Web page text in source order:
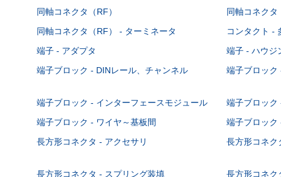
同軸コネクタ（RF） 同軸コネクタ
同軸コネクタ（RF） - ターミネータ
コンタクト -
端子 - アダプタ
端子 - ハウジ
端子ブロック - DINレール、チャンネル
端子ブロック
端子ブロック - インターフェースモジュール 端子ブロック
端子ブロック - ワイヤ～基板間
端子ブロック
長方形コネクタ - アクセサリ
長方形コネク
長方形コネクタ - スプリング装填 長方形コネク